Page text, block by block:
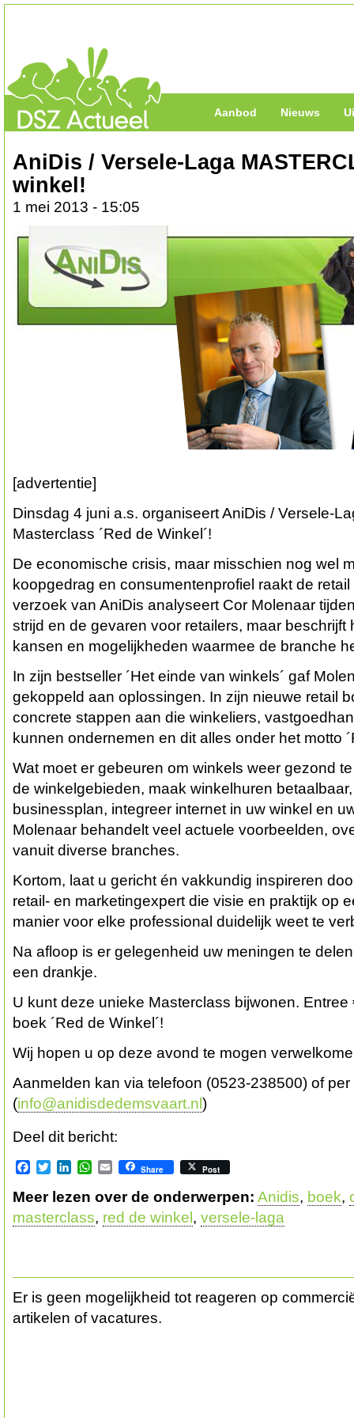
Aanbod Nieuws
AniDis / Versele-Laga
winkel!
1 mei 2013 - 15:05
[advertentie]
Dinsdag 4 juni a.s. organiseert AniDis / Versele-
Masterclass ´Red de Winkel´!
De economische crisis, maar misschien nog wel
koopgedrag en consumentenprofiel raakt de
verzoek van AniDis analyseert Cor Molenaar
strijd en de gevaren voor retailers, maar beschrijft
kansen en mogelijkheden waarmee de branche
In zijn bestseller ´Het einde van winkels´ gaf
gekoppeld aan oplossingen. In zijn nieuwe retail
concrete stappen aan die winkeliers,
kunnen ondernemen en dit alles onder het motto
Wat moet er gebeuren om winkels weer gezond
de winkelgebieden, maak winkelhuren
businessplan, integreer internet in uw winkel en
Molenaar behandelt veel actuele voorbeelden,
vanuit diverse branches.
Kortom, laat u gericht én vakkundig inspireren
retail- en marketingexpert die visie en praktijk op
manier voor elke professional duidelijk weet te
Na afloop is er gelegenheid uw meningen te
een drankje.
U kunt deze unieke Masterclass bijwonen.
boek ´Red de Winkel´!
Wij hopen u op deze avond te mogen
Aanmelden kan via telefoon (0523-238500) of per
(info@anidisdedemsvaart.nl )
Deel dit bericht:
Facebook
TwitterLinkedInWhatsApp
EmailShare Post
Meer lezen over de onderwerpen: Anidis, boek,
masterclass, red de winkel , versele-laga
Er is geen mogelijkheid tot reageren op
artikelen of vacatures.